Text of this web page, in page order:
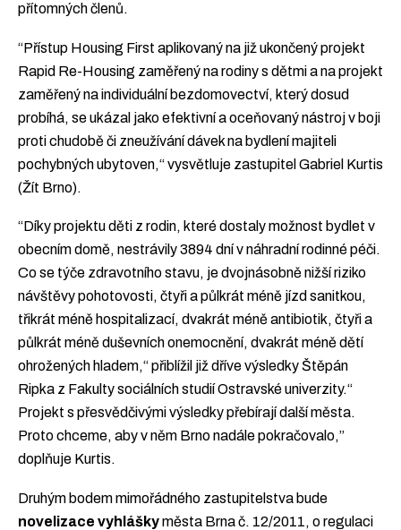
přítomných členů.
“Přístup Housing First aplikovaný na již ukončený projekt
Rapid Re-Housing zaměřený na rodiny s dětmi a na projekt
zaměřený na individuální bezdomovectví, který dosud
probíhá, se ukázal jako efektivní a oceňovaný nástroj v boji
proti chudobě či zneužívání dávek na bydlení majiteli
pochybných ubytoven,“ vysvětluje zastupitel Gabriel Kurtis
(Žít Brno).
“Díky projektu děti z rodin, které dostaly možnost bydlet v
obecním domě, nestrávily 3894 dní v náhradní rodinné péči.
Co se týče zdravotního stavu, je dvojnásobně nižší riziko
návštěvy pohotovosti, čtyři a půlkrát méně jízd sanitkou,
třikrát méně hospitalizací, dvakrát méně antibiotik, čtyři a
půlkrát méně duševních onemocnění, dvakrát méně dětí
ohrožených hladem,“ přiblížil již dříve výsledky Štěpán
Ripka z Fakulty sociálních studií Ostravské univerzity.“
Projekt s přesvědčivými výsledky přebírají další města.
Proto chceme, aby v něm Brno nadále pokračovalo,”
doplňuje Kurtis.
Druhým bodem mimořádného zastupitelstva bude
novelizace vyhláškyměsta Brna č. 12/2011, o regulaci